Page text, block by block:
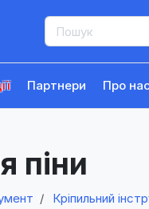
Партнери Про нас
піни
Кріпильний